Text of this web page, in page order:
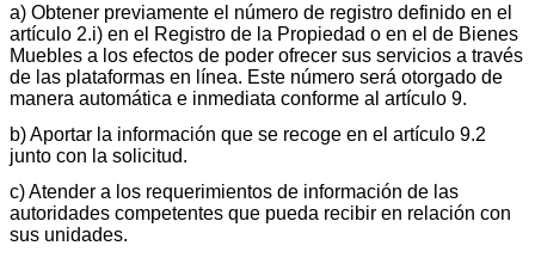
a) Obtener previamente el número de registro definido en el
artículo 2.i) en el Registro de la Propiedad o en el de Bienes
Muebles a los efectos de poder ofrecer sus servicios a través
de las plataformas en línea. Este número será otorgado de
manera automática e inmediata conforme al artículo 9.
b) Aportar la información que se recoge en el artículo 9.2
junto con la solicitud.
c) Atender a los requerimientos de información de las
autoridades competentes que pueda recibir en relación con
sus unidades.